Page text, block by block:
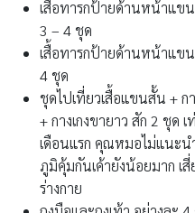
เสื้อทารกป้ายด้านหน้าแข
3 – 4 ชุด
เสื้อทารกป้ายด้านหน้าแขน
4 ชุด
ชุดไปเที่ยวเสื้อแขนสั้น + ก
+ กางเกงขายาว สัก 2 ชุด
เดือนแรก คุณหมอไม่แนะน
ภูมิคุ้มกันเค้ายังน้อยมาก เสี่
ร่างกาย